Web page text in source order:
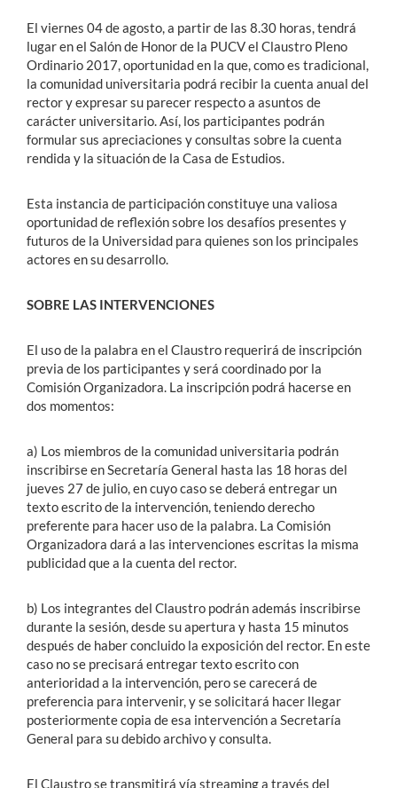
Funcionarios
Alumni
English
El viernes 04 de agosto, a partir de las 8.30 horas, tendrá
lugar en el Salón de Honor de la PUCV el Claustro Pleno
Ordinario 2017, oportunidad en la que, como es tradicional,
la comunidad universitaria podrá recibir la cuenta anual del
rector y expresar su parecer respecto a asuntos de
carácter universitario. Así, los participantes podrán
formular sus apreciaciones y consultas sobre la cuenta
rendida y la situación de la Casa de Estudios.
Esta instancia de participación constituye una valiosa
oportunidad de reflexión sobre los desafíos presentes y
futuros de la Universidad para quienes son los principales
actores en su desarrollo.
SOBRE LAS INTERVENCIONES
El uso de la palabra en el Claustro requerirá de inscripción
previa de los participantes y será coordinado por la
Comisión Organizadora. La inscripción podrá hacerse en
dos momentos:
a) Los miembros de la comunidad universitaria podrán
inscribirse en Secretaría General hasta las 18 horas del
jueves 27 de julio, en cuyo caso se deberá entregar un
texto escrito de la intervención, teniendo derecho
preferente para hacer uso de la palabra. La Comisión
Organizadora dará a las intervenciones escritas la misma
publicidad que a la cuenta del rector.
b) Los integrantes del Claustro podrán además inscribirse
durante la sesión, desde su apertura y hasta 15 minutos
después de haber concluido la exposición del rector. En este
caso no se precisará entregar texto escrito con
anterioridad a la intervención, pero se carecerá de
preferencia para intervenir, y se solicitará hacer llegar
posteriormente copia de esa intervención a Secretaría
General para su debido archivo y consulta.
El Claustro se transmitirá vía streaming a través del